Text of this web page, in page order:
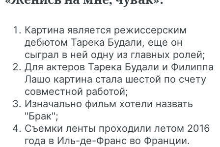
Картина является режиссерским
дебютом Тарека Будали, еще он
сыграл в ней одну из главных ролей;
Для актеров Тарека Будали и Филиппа
Лашо картина стала шестой по счету
совместной работой;
Изначально фильм хотели назвать
"Брак";
Съемки ленты проходили летом 2016
года в Иль-де-Франс во Франции.